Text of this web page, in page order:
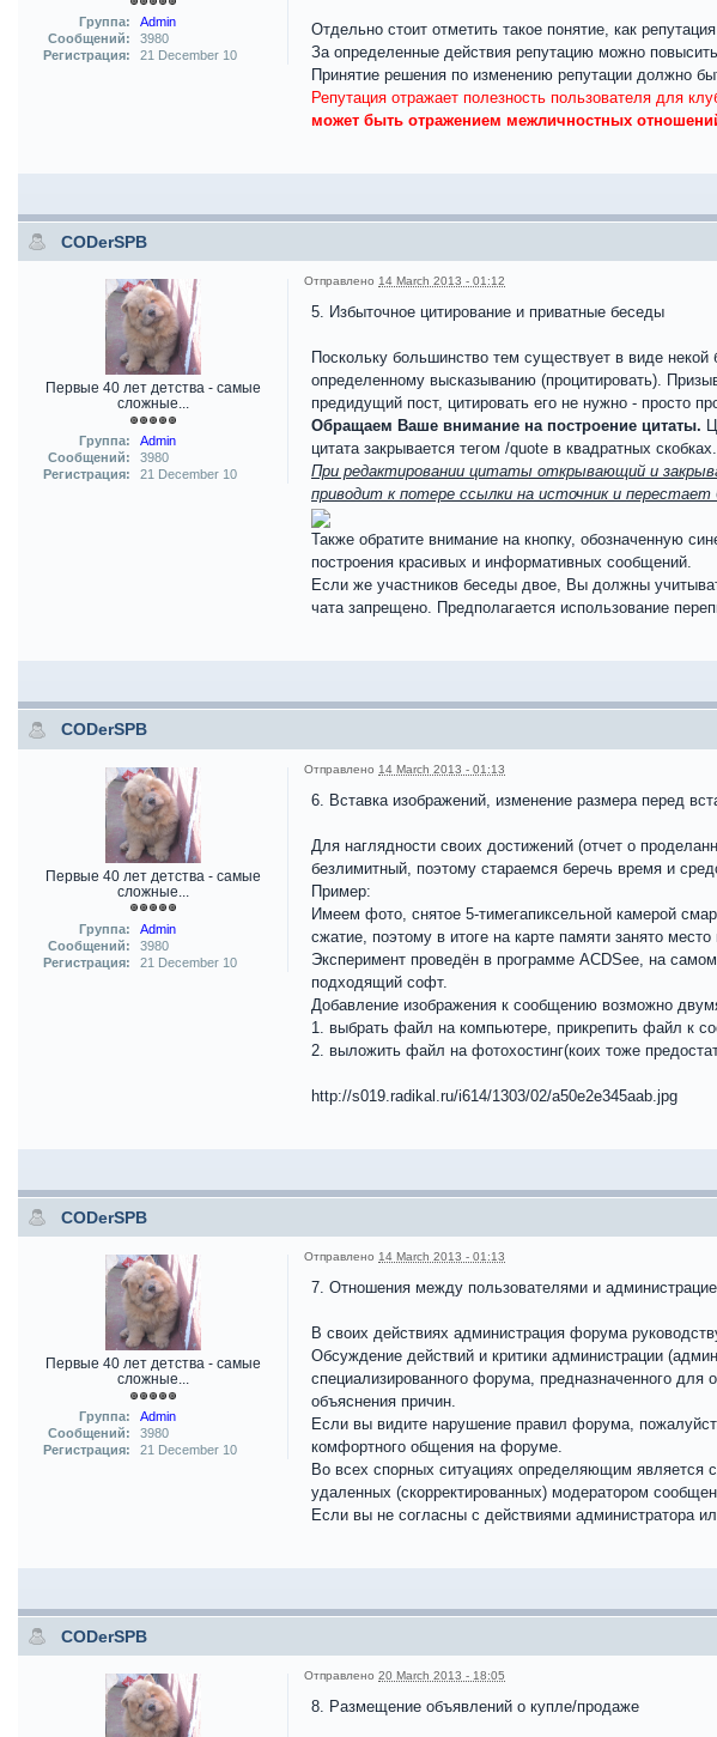
Группа:
Admin
Сообщений:
3980
Регистрация:
21 December 10
Отдельно стоит отметить такое понятие, как
За определенные действия репутацию можно
Принятие решения по изменению репутации должно
Репутация отражает полезность пользователя для
может быть отражением межличностных
CODerSPB
Первые 40 лет детства - самые
сложные...
Группа:
Admin
Сообщений:
3980
Регистрация:
21 December 10
Отправлено 14 March 2013 - 01:12
5. Избыточное цитирование и приватные беседы
Поскольку большинство тем существует в виде
определенному высказыванию (процитировать).
предидущий пост, цитировать его не нужно - просто
Обращаем Ваше внимание на построение цитаты.
цитата закрывается тегом /quote в квадратных скобках.
При редактировании цитаты открывающий и
приводит к потере ссылки на источник и
Также обратите внимание на кнопку, обозначенную
построения красивых и информативных сообщений.
Если же участников беседы двое, Вы должны
чата запрещено. Предполагается использование
CODerSPB
Первые 40 лет детства - самые
сложные...
Группа:
Admin
Сообщений:
3980
Регистрация:
21 December 10
Отправлено 14 March 2013 - 01:13
6. Вставка изображений, изменение размера перед
Для наглядности своих достижений (отчет о
безлимитный, поэтому стараемся беречь время и
Пример:
Имеем фото, снятое 5-тимегапиксельной камерой
сжатие, поэтому в итоге на карте памяти занято
Эксперимент проведён в программе ACDSee, на
подходящий софт.
Добавление изображения к сообщению возможно
1. выбрать файл на компьютере, прикрепить файл к
2. выложить файл на фотохостинг(коих тоже
http://s019.radikal.ru/i614/1303/02/a50e2e345aab.jpg
CODerSPB
Первые 40 лет детства - самые
сложные...
Группа:
Admin
Сообщений:
3980
Регистрация:
21 December 10
Отправлено 14 March 2013 - 01:13
7. Отношения между пользователями и
В своих действиях администрация форума
Обсуждение действий и критики администрации
специализированного форума, предназначенного
объяснения причин.
Если вы видите нарушение правил форума,
комфортного общения на форуме.
Во всех спорных ситуациях определяющим является
удаленных (скорректированных) модератором
Если вы не согласны с действиями администратора
CODerSPB
Отправлено 20 March 2013 - 18:05
8. Размещение объявлений о купле/продаже